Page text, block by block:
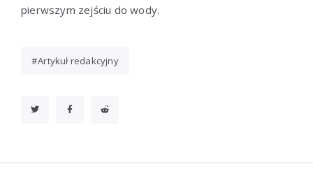
pierwszym zejściu do wody.
Artykuł redakcyjny